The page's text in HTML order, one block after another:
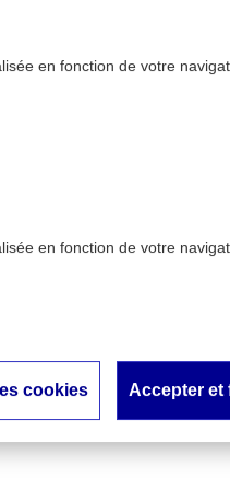
salariés
trajets
en fonction de votre
en fonction de votre
cookies Accepter et